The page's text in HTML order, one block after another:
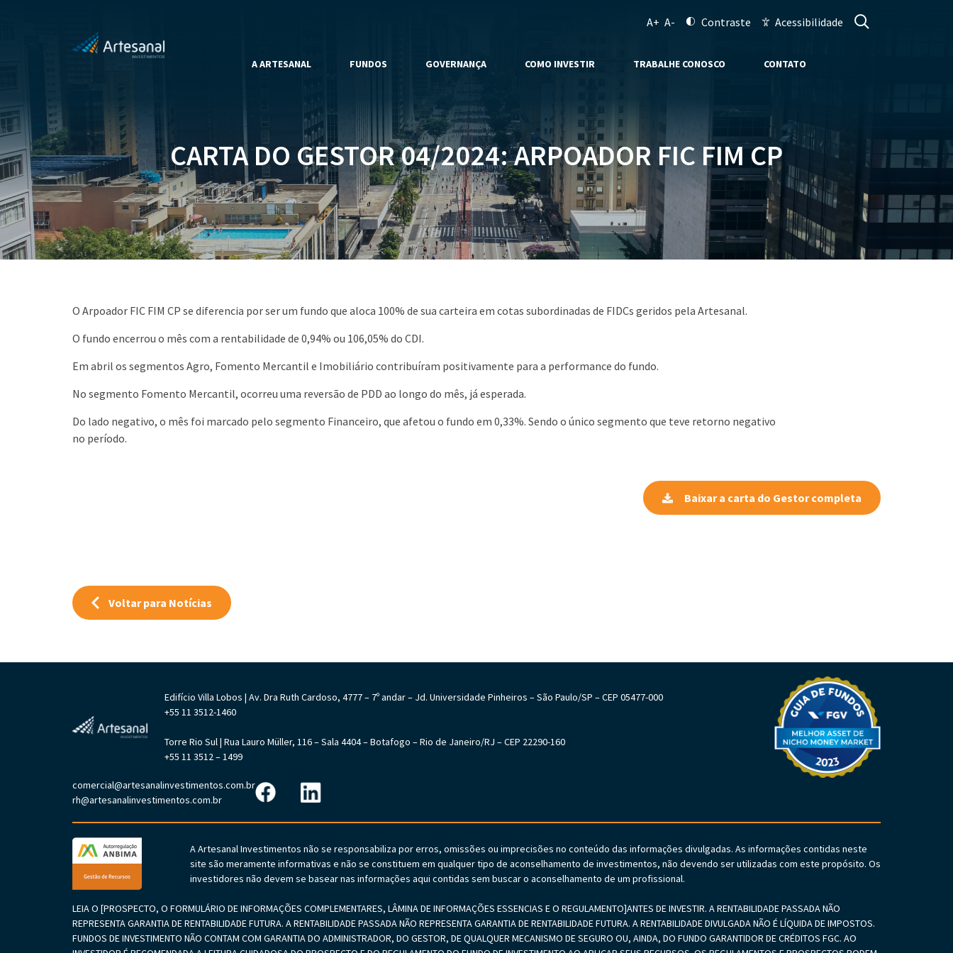
A+ A- Contraste Acessibilidade
A ARTESANAL FUNDOS GOVERNANÇA COMO INVESTIR TRABALHE CONOSCO CONTATO
CARTA DO GESTOR 04/2024: ARPOADOR FIC FIM CP
O Arpoador FIC FIM CP se diferencia por ser um fundo que aloca 100% de sua carteira em cotas subordinadas de FIDCs geridos pela Artesanal.
O fundo encerrou o mês com a rentabilidade de 0,94% ou 106,05% do CDI.
Em abril os segmentos Agro, Fomento Mercantil e Imobiliário contribuíram positivamente para a performance do fundo.
No segmento Fomento Mercantil, ocorreu uma reversão de PDD ao longo do mês, já esperada.
Do lado negativo, o mês foi marcado pelo segmento Financeiro, que afetou o fundo em 0,33%. Sendo o único segmento que teve retorno negativo
no período.
Baixar a carta do Gestor completa
Voltar para Notícias
Edifício Villa Lobos | Av. Dra Ruth Cardoso, 4777 – 7º andar – Jd. Universidade Pinheiros – São Paulo/SP – CEP 05477-000
+55 11 3512-1460
Torre Rio Sul | Rua Lauro Müller, 116 – Sala 4404 – Botafogo – Rio de Janeiro/RJ – CEP 22290-160
+55 11 3512 – 1499
comercial@artesanalinvestimentos.com.br
rh@artesanalinvestimentos.com.br
A Artesanal Investimentos não se responsabiliza por erros, omissões ou imprecisões no conteúdo das informações divulgadas. As informações contidas neste
site são meramente informativas e não se constituem em qualquer tipo de aconselhamento de investimentos, não devendo ser utilizadas com este propósito. Os
investidores não devem se basear nas informações aqui contidas sem buscar o aconselhamento de um profissional.
LEIA O [PROSPECTO, O FORMULÁRIO DE INFORMAÇÕES COMPLEMENTARES, LÂMINA DE INFORMAÇÕES ESSENCIAS E O REGULAMENTO]ANTES DE INVESTIR. A RENTABILIDADE PASSADA NÃO
REPRESENTA GARANTIA DE RENTABILIDADE FUTURA. A RENTABILIDADE PASSADA NÃO REPRESENTA GARANTIA DE RENTABILIDADE FUTURA. A RENTABILIDADE DIVULGADA NÃO É LÍQUIDA DE IMPOSTOS.
FUNDOS DE INVESTIMENTO NÃO CONTAM COM GARANTIA DO ADMINISTRADOR, DO GESTOR, DE QUALQUER MECANISMO DE SEGURO OU, AINDA, DO FUNDO GARANTIDOR DE CRÉDITOS FGC. AO